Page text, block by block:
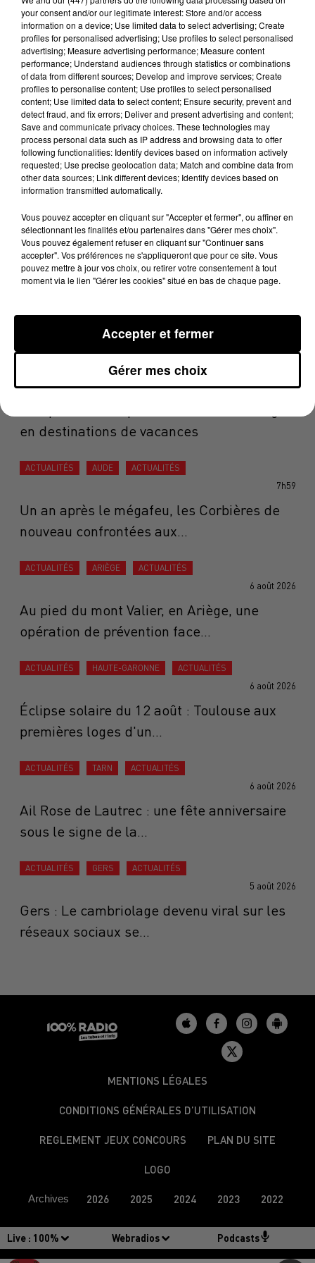
Live : 100% Webradios Podcasts
Ça a tapé fort aussi en Ariège avec de la grêle par
exemple à Massat; un violent orage qui a duré plus
d’une heure, au Mas d’Azil, avec un vent violent.
Sur la Haute-Garonne aussi. Les pompiers du
département expliquent avoir eu de fortes
sollicitations, en raison des orages, ayant engendré
de nombreux feux d’espaces naturels sur le centre et
l’ouest du département, suite à des impacts de
foudre. 619 appels ont été reçus en une heure !
Les premiers orages ont grondé en début d’après-
midi sur le piémont dans les Pyrénées-Atlantiques et
les Hautes-Pyrénées.
L’alerte orange pour orage a été levée
DERNIÈRES ACTUALITÉS
8h12
en destinations de vacances
ACTUALITÉS AUDE ACTUALITÉS
7h59
Un an après le mégafeu, les Corbières de
nouveau confrontées aux...
ACTUALITÉS ARIÈGE ACTUALITÉS
6 août 2026
Au pied du mont Valier, en Ariège, une
opération de prévention face...
ACTUALITÉS HAUTE-GARONNE ACTUALITÉS
6 août 2026
Éclipse solaire du 12 août : Toulouse aux
premières loges d'un...
ACTUALITÉS TARN ACTUALITÉS
6 août 2026
Ail Rose de Lautrec : une fête anniversaire
sous le signe de la...
ACTUALITÉS GERS ACTUALITÉS
5 août 2026
Gers : Le cambriolage devenu viral sur les
réseaux sociaux se...
MENTIONS LÉGALES
CONDITIONS GÉNÉRALES D’UTILISATION
REGLEMENT JEUX CONCOURS PLAN DU SITE
LOGO
Archives 2026 2025 2024 2023 2022
your consent and/or our legitimate interest: Store and/or access
information on a device; Use limited data to select advertising; Create
profiles for personalised advertising; Use profiles to select personalised
advertising; Measure advertising performance; Measure content
performance; Understand audiences through statistics or combinations
of data from different sources; Develop and improve services; Create
profiles to personalise content; Use profiles to select personalised
content; Use limited data to select content; Ensure security, prevent and
detect fraud, and fix errors; Deliver and present advertising and content;
Save and communicate privacy choices. These technologies may
process personal data such as IP address and browsing data to offer
following functionalities: Identify devices based on information actively
requested; Use precise geolocation data; Match and combine data from
other data sources; Link different devices; Identify devices based on
information transmitted automatically.
Vous pouvez accepter en cliquant sur "Accepter et fermer", ou affiner en
sélectionnant les finalités et/ou partenaires dans "Gérer mes choix".
Vous pouvez également refuser en cliquant sur "Continuer sans
accepter". Vos préférences ne s'appliqueront que pour ce site. Vous
pouvez mettre à jour vos choix, ou retirer votre consentement à tout
moment via le lien "Gérer les cookies" situé en bas de chaque page.
Gérer mes choix
Accepter et fermer